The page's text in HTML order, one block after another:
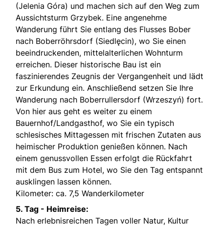
(Jelenia Góra) und machen sich auf den Weg zum
Aussichtsturm Grzybek. Eine angenehme
Wanderung führt Sie entlang des Flusses Bober
nach Boberröhrsdorf (Siedlęcin), wo Sie einen
beeindruckenden, mittelalterlichen Wohnturm
erreichen. Dieser historische Bau ist ein
faszinierendes Zeugnis der Vergangenheit und lädt
zur Erkundung ein. Anschließend setzen Sie Ihre
Wanderung nach Boberrullersdorf (Wrzeszyń) fort.
Von hier aus geht es weiter zu einem
Bauernhof/Landgasthof, wo Sie ein typisch
schlesisches Mittagessen mit frischen Zutaten aus
heimischer Produktion genießen können. Nach
einem genussvollen Essen erfolgt die Rückfahrt
mit dem Bus zum Hotel, wo Sie den Tag entspannt
ausklingen lassen können.
Kilometer: ca. 7,5 Wanderkilometer
5. Tag - Heimreise:
Nach erlebnisreichen Tagen voller Natur, Kultur